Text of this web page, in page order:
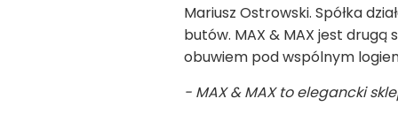
Mariusz Ostrowski. Spółka
butów. MAX & MAX jest drugą
obuwiem pod wspólnym
- MAX & MAX to elegancki